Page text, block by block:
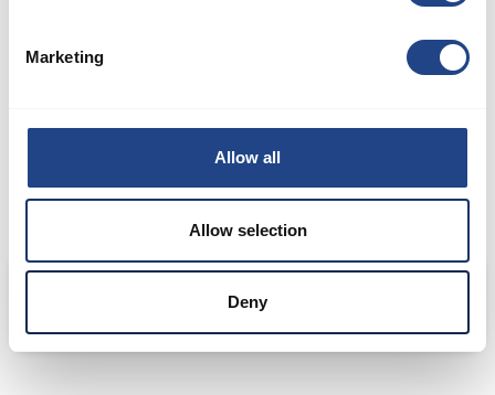
Marketing
Allow all
Allow selection
Deny